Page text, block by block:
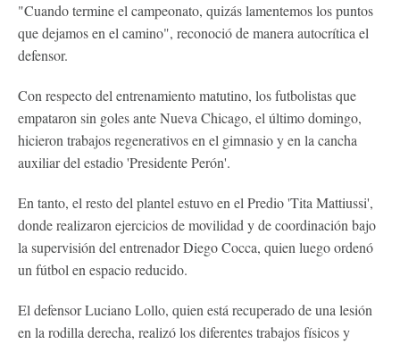
"Cuando termine el campeonato, quizás lamentemos los puntos
que dejamos en el camino", reconoció de manera autocrítica el
defensor.
Con respecto del entrenamiento matutino, los futbolistas que
empataron sin goles ante Nueva Chicago, el último domingo,
hicieron trabajos regenerativos en el gimnasio y en la cancha
auxiliar del estadio 'Presidente Perón'.
En tanto, el resto del plantel estuvo en el Predio 'Tita Mattiussi',
donde realizaron ejercicios de movilidad y de coordinación bajo
la supervisión del entrenador Diego Cocca, quien luego ordenó
un fútbol en espacio reducido.
El defensor Luciano Lollo, quien está recuperado de una lesión
en la rodilla derecha, realizó los diferentes trabajos físicos y